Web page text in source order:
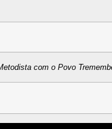
com o Povo